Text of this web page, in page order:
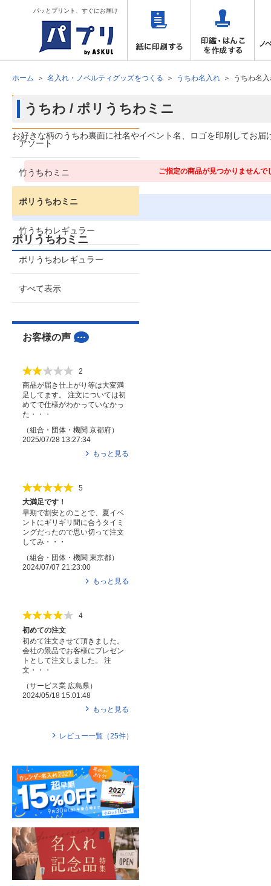
パッとプリント、すぐにお届け
ホーム 名入れ・ノベルティグッズをつくる うちわ名入れ うちわ名
うちわ / ポリうちわミニ
お好きな柄のうちわ裏面に社名やイベント名、ロゴを印刷してお
ご指定の商品が見つかりません
全0件
ポリうちわミニ
商品タイプで絞り込む
アソート
竹うちわミニ
ポリうちわミニ
竹うちわレギュラー
ポリうちわレギュラー
すべて表示
お客様の声
2
商品が届き仕上がり等は大変満
足してます。 注文については初
めてで仕様がわかっていなかっ
た・・・
（組合・団体・機関 京都府）
2025/07/28 13:27:34
もっと見る
5
大満足です！
早期で割安とのことで、夏イベ
ントにギリギリ間に合うタイミ
ングだったので思い切って注文
してみ・・・
（組合・団体・機関 東京都）
2024/07/07 21:23:00
もっと見る
4
初めての注文
初めて注文させて頂きました。
会社の景品でお客様にプレゼン
トとして注文しました。 注
文・・・
（サービス業 広島県 ）
2024/05/18 15:01:48
もっと見る
レビュー一覧（25件）